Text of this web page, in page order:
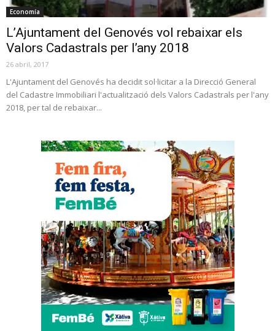
Economía
L’Ajuntament del Genovés vol rebaixar els
Valors Cadastrals per l’any 2018
26 abril, 2017
L'Ajuntament del Genovés ha decidit sol·licitar a la Direcció General
del Cadastre Immobiliari l'actualització dels Valors Cadastrals per l'any
2018, per tal de rebaixar...